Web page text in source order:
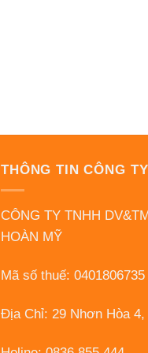
THÔNG TIN CÔNG TY
CÔNG TY TNHH
HOÀN MỸ
Mã số thuế: 0401806735
Địa Chỉ: 29 Nhơn Hòa